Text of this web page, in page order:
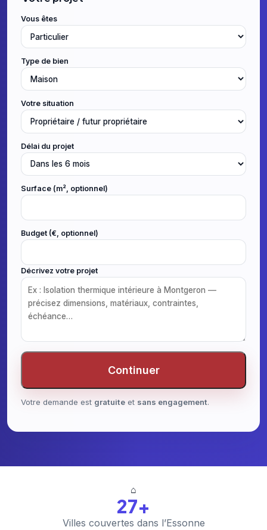
Vous êtes
Type de bien
Votre situation
Délai du projet
Surface (m², optionnel)
Budget (€, optionnel)
Décrivez votre projet
Continuer
Votre demande est gratuite et sans engagement.
⌂
27+
Villes couvertes dans l’Essonne